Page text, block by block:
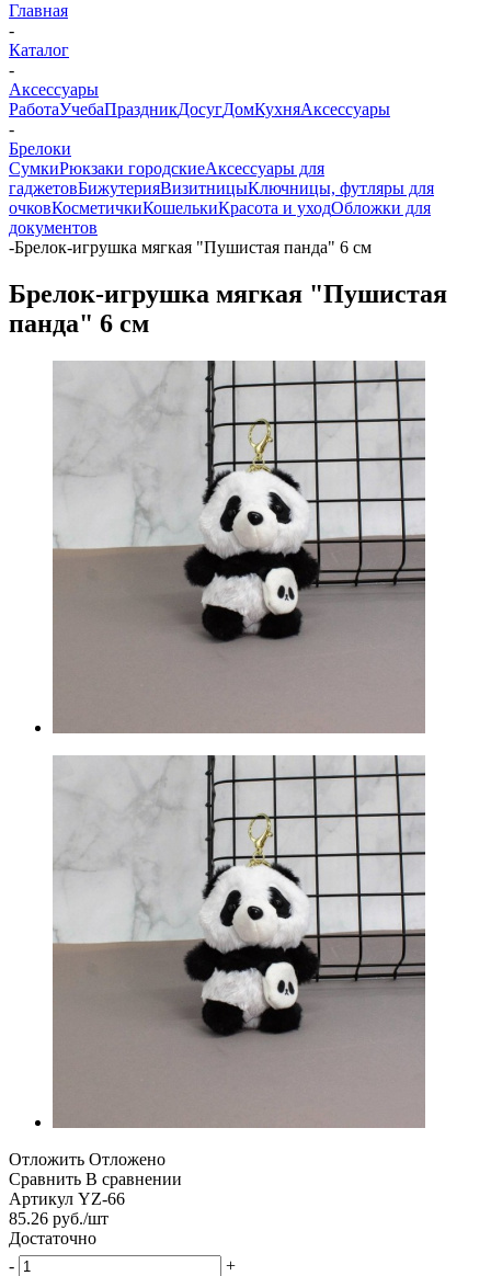
Главная
-
Каталог
-
Аксессуары
РаботаУчебаПраздникДосугДомКухняАксессуары
-
Брелоки
СумкиРюкзаки городскиеАксессуары для
гаджетовБижутерияВизитницыКлючницы, футляры для
очковКосметичкиКошелькиКрасота и уходОбложки для
документов
-Брелок-игрушка мягкая "Пушистая панда" 6 см
Брелок-игрушка мягкая "Пушистая
панда" 6 см
Отложить Отложено
Сравнить В сравнении
Артикул YZ-66
85.26 руб./шт
Достаточно
-
+